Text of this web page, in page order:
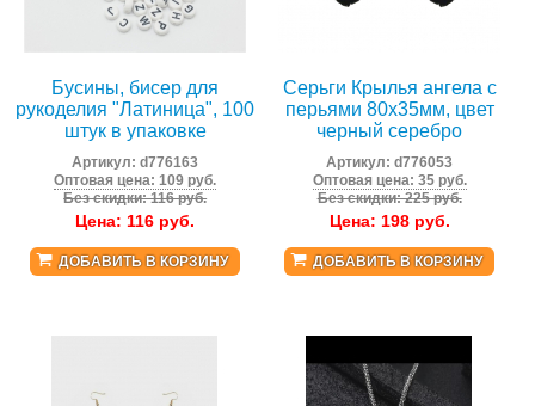
Бусины, бисер для
рукоделия "Латиница", 100
штук в упаковке
Артикул:d776163
Оптовая цена: 109 руб.
Без скидки: 116 руб.
Цена: 116 руб.
ДОБАВИТЬ В КОРЗИНУ
Серьги Крылья ангела с
перьями 80х35мм, цвет
черный серебро
Артикул:d776053
Оптовая цена: 35 руб.
Без скидки: 225 руб.
Цена: 198руб.
ДОБАВИТЬ В КОРЗИНУ